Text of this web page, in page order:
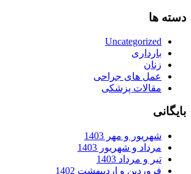
دسته ها
Uncategorized
بارداری
زنان
عمل های جراحی
مقالات پزشکی
بایگانی
شهریور و مهر 1403
مرداد و شهریور 1403
تیر و مرداد 1403
فروردین و اردیبهشت 1402